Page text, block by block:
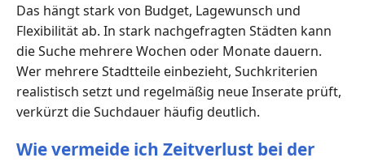
Das hängt stark von Budget, Lagewunsch und
Flexibilität ab. In stark nachgefragten Städten kann
die Suche mehrere Wochen oder Monate dauern.
Wer mehrere Stadtteile einbezieht, Suchkriterien
realistisch setzt und regelmäßig neue Inserate prüft,
verkürzt die Suchdauer häufig deutlich.
Wie vermeide ich Zeitverlust bei der